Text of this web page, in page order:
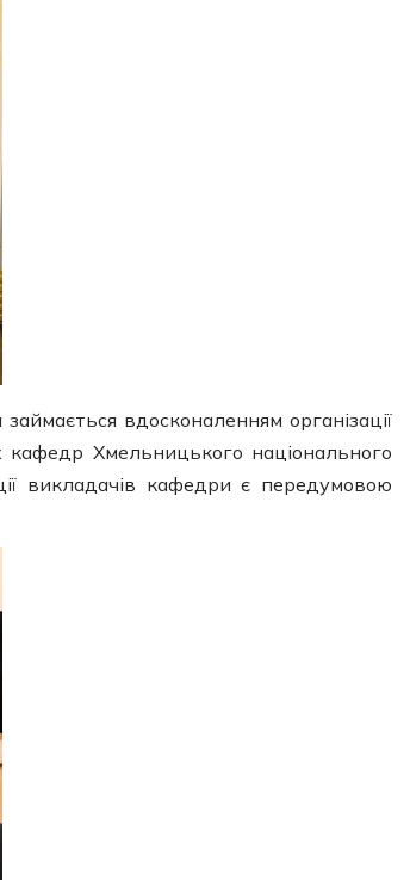
вдосконаленням організації
Хмельницького національного
викладачів кафедри є передумовою